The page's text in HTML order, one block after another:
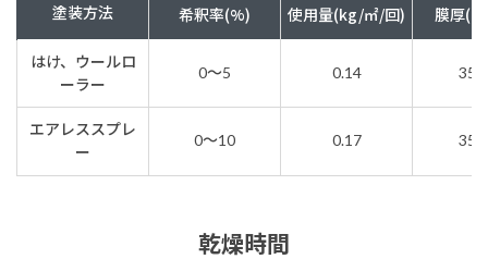
塗装方法 希釈率(%) 使用量(kg/㎡/回) 膜厚(
はけ、ウールロ
ーラー
0～5 0.14
エアレススプレ
ー
0～10 0.17
乾燥時間